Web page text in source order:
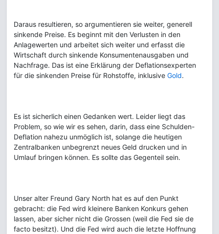
Daraus resultieren, so argumentieren sie weiter, generell
sinkende Preise. Es beginnt mit den Verlusten in den
Anlagewerten und arbeitet sich weiter und erfasst die
Wirtschaft durch sinkende Konsumentenausgaben und
Nachfrage. Das ist eine Erklärung der Deflationsexperten
für die sinkenden Preise für Rohstoffe, inklusive Gold.
Es ist sicherlich einen Gedanken wert. Leider liegt das
Problem, so wie wir es sehen, darin, dass eine Schulden-
Deflation nahezu unmöglich ist, solange die heutigen
Zentralbanken unbegrenzt neues Geld drucken und in
Umlauf bringen können. Es sollte das Gegenteil sein.
Unser alter Freund Gary North hat es auf den Punkt
gebracht: die Fed wird kleinere Banken Konkurs gehen
lassen, aber sicher nicht die Grossen (weil die Fed sie de
facto besitzt). Und die Fed wird auch die letzte Hoffnung